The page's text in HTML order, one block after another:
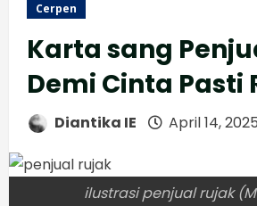
Cerpen
Karta sang
Demi Cinta Pasti
Diantika IE April 14, 2025
ilustrasi penjual rujak